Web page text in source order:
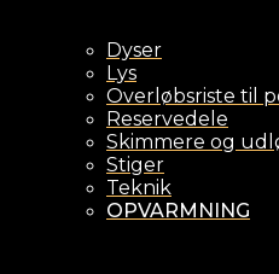
Dyser
Lys
Overløbsriste til
Reservedele
Skimmere og
Stiger
Teknik
OPVARMNING